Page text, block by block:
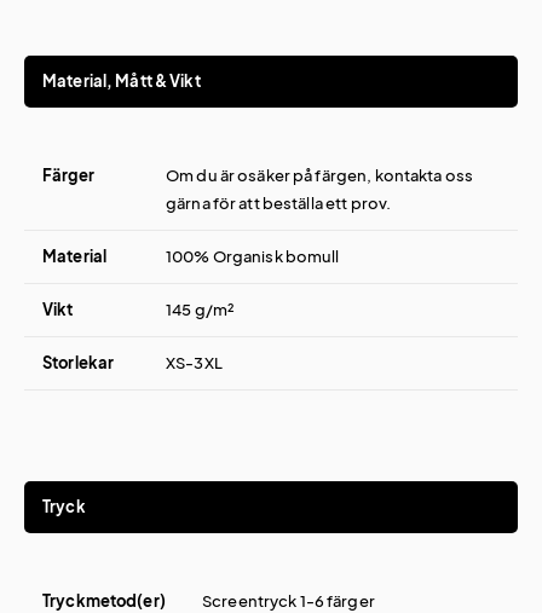
Material, Mått & Vikt
Färger
Om du är osäker på färgen, kontakta oss
gärna för att beställa ett prov.
Material 100% Organisk bomull
Vikt 145 g/m²
Storlekar XS-3XL
Tryck
Tryckmetod(er) Screentryck 1-6 färger